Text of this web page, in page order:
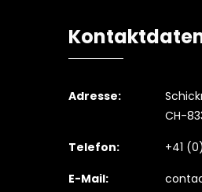
Adresse:
CH-
Telefon:
+41
E-Mail: